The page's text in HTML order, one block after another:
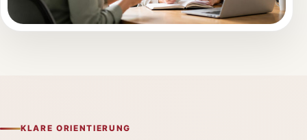
KLARE ORIENTIERUNG